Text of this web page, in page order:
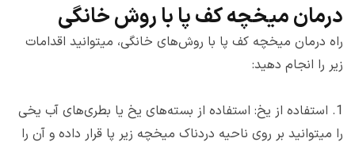
درمان میخچه کف پا با روش خانگی
راه درمان میخچه کف پا با روش‌های خانگی، میتوانید اقدامات
زیر را انجام دهید:
1. استفاده از یخ: استفاده از بسته‌های یخ یا بطری‌های آب یخی
را میتوانید بر روی ناحیه دردناک میخچه زیر پا قرار داده و آن را